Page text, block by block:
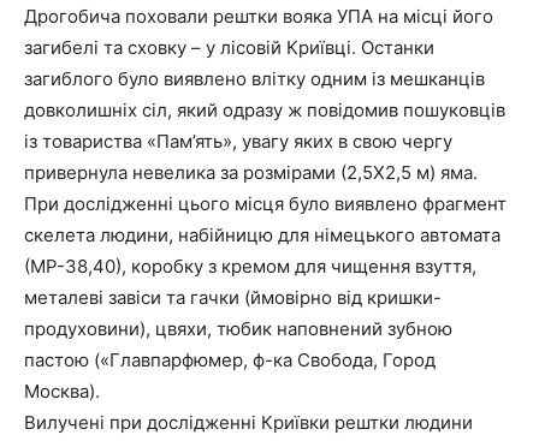
Дрогобича поховали рештки вояка УПА на місці його
загибелі та сховку – у лісовій Криївці. Останки
загиблого було виявлено влітку одним із мешканців
довколишніх сіл, який одразу ж повідомив пошуковців
із товариства «Пам’ять», увагу яких в свою чергу
привернула невелика за розмірами (2,5Х2,5 м) яма.
При дослідженні цього місця було виявлено фрагмент
скелета людини, набійницю для німецького автомата
(МР-38,40), коробку з кремом для чищення взуття,
металеві завіси та гачки (ймовірно від кришки-
продуховини), цвяхи, тюбик наповнений зубною
пастою («Главпарфюмер, ф-ка Свобода, Город
Москва).
Вилучені при дослідженні Криївки рештки людини